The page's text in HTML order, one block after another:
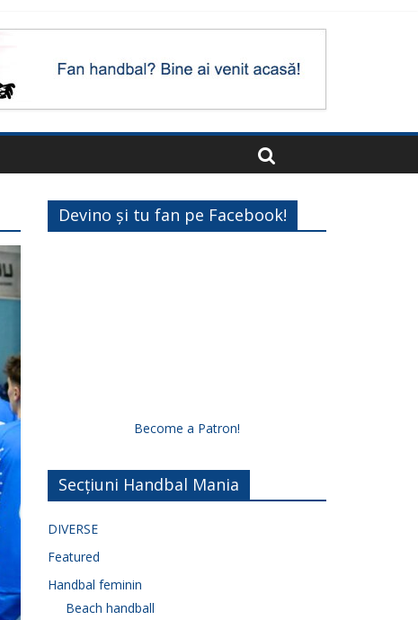
Devino și tu fan pe Facebook!
Become a Patron!
Secțiuni Handbal Mania
DIVERSE
Featured
Handbal feminin
Beach handball